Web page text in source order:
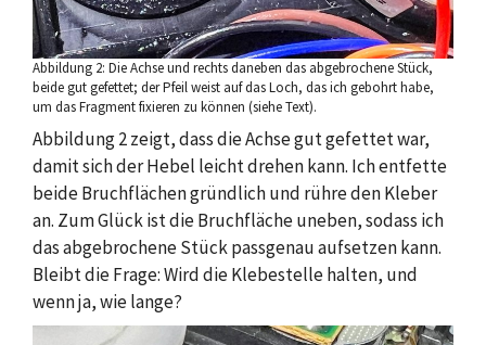
Abbildung 2: Die Achse und rechts daneben das abgebrochene Stück,
beide gut gefettet; der Pfeil weist auf das Loch, das ich gebohrt habe,
um das Fragment fixieren zu können (siehe Text).
Abbildung 2 zeigt, dass die Achse gut gefettet war,
damit sich der Hebel leicht drehen kann. Ich entfette
beide Bruchflächen gründlich und rühre den Kleber
an. Zum Glück ist die Bruchfläche uneben, sodass ich
das abgebrochene Stück passgenau aufsetzen kann.
Bleibt die Frage: Wird die Klebestelle halten, und
wenn ja, wie lange?